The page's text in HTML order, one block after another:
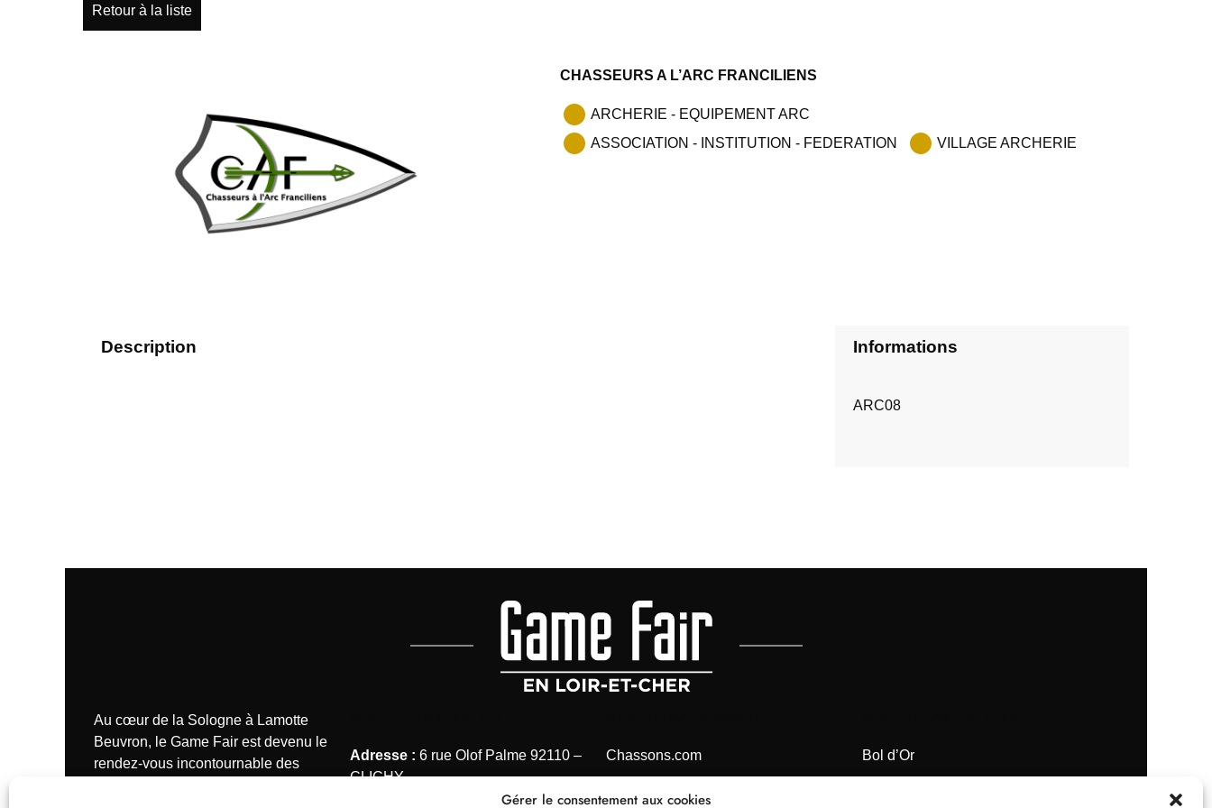
Gérer le consentement aux cookies
Retour à la liste
CHASSEURS A L’ARC FRANCILIENS
ARCHERIE - EQUIPEMENT ARC
ASSOCIATION - INSTITUTION - FEDERATION
VILLAGE ARCHERIE
Description Informations
ARC08
Au cœur de la Sologne à Lamotte
Beuvron, le Game Fair est devenu le
rendez-vous incontournable des
Adresse : 6 rue Olof Palme 92110 –
CLICHY
Chassons.com
Bol d’Or